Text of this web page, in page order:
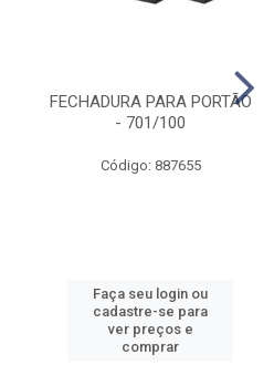
FECHADURA PARA PORTÃO
- 701/100
Código: 887655
Faça seu login ou
cadastre-se para
ver preços e
comprar